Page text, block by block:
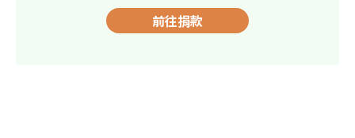
前往捐款